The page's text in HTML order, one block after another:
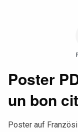
Poster
un bon
Poster auf